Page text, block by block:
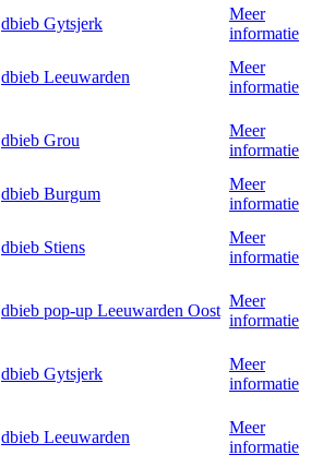
dbieb Gytsjerk
Meer
informatie
dbieb Leeuwarden
Meer
informatie
dbieb Grou
Meer
informatie
dbieb Burgum
Meer
informatie
dbieb Stiens
Meer
informatie
dbieb pop-up Leeuwarden Oost
Meer
informatie
dbieb Gytsjerk
Meer
informatie
dbieb Leeuwarden
Meer
informatie